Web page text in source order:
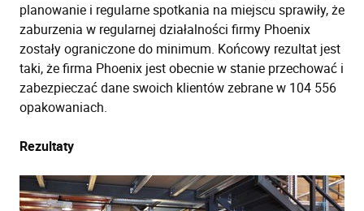
planowanie i regularne spotkania na miejscu sprawiły, że
zaburzenia w regularnej działalności firmy Phoenix
zostały ograniczone do minimum. Końcowy rezultat jest
taki, że firma Phoenix jest obecnie w stanie przechować i
zabezpieczać dane swoich klientów zebrane w 104 556
opakowaniach.
Rezultaty